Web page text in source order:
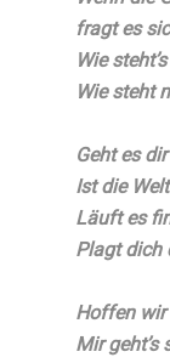
fragt es
Wie
Wie steht
Geht es
Ist die
Läuft es
Plagt dich
Hoffen wir
Mir geht’s